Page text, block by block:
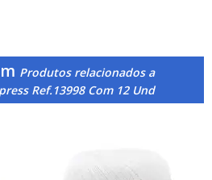
Produtos relacionados a
Ref.13998 Com 12 Und